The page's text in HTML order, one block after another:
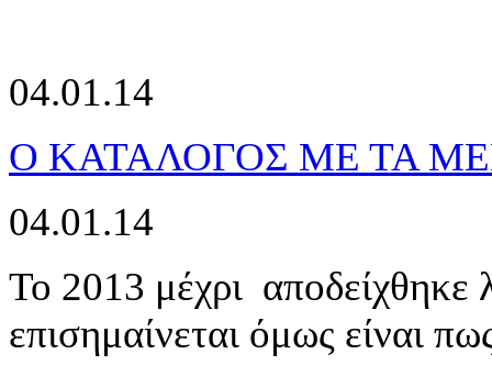
04.01.14
Ο ΚΑΤΑΛΟΓΟΣ ΜΕ ΤΑ
04.01.14
Το 2013 μέχρι αποδείχθηκε
επισημαίνεται όμως είναι